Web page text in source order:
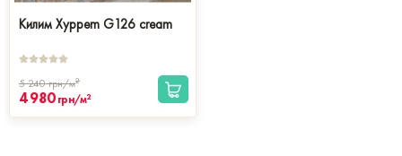
Килим Xyppem G126 cream
5 240грн/м2
4 980 грн/м2